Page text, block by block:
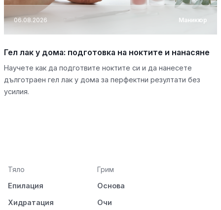
06.08.2026 Маникюр
Гел лак у дома: подготовка на ноктите и нанасяне
Научете как да подготвите ноктите си и да нанесете
дълготраен гел лак у дома за перфектни резултати без
усилия.
Тяло
Епилация
Хидратация
Грим
Основа
Очи